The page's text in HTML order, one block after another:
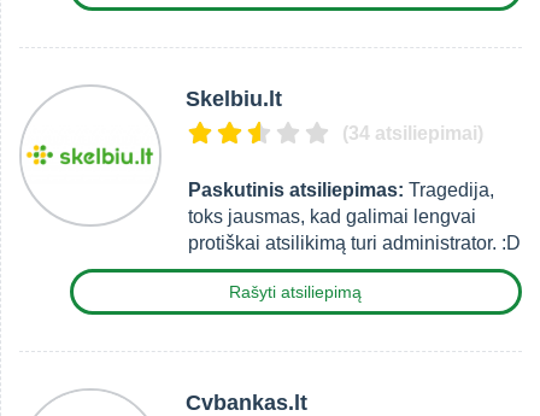
Skelbiu.lt
(34 atsiliepimai)
Paskutinis atsiliepimas: Tragedija,
toks jausmas, kad galimai lengvai
protiškai atsilikimą turi administrator. :D
Rašyti atsiliepimą
Cvbankas.lt